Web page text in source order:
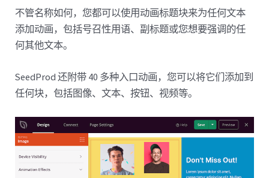
不管名称如何，您都可以使用动画标题块来为任何文本
添加动画，包括号召性用语、副标题或您想要强调的任
何其他文本。
SeedProd 还附带 40 多种入口动画，您可以将它们添加到
任何块，包括图像、文本、按钮、视频等。